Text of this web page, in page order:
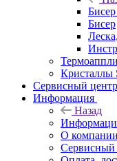
Бисер
Кристаллы
Сервисный центр
Информация
Назад
О компании
Сервисный